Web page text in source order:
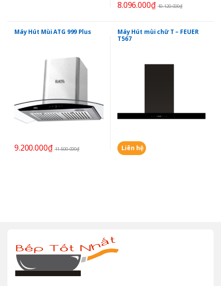
8.096.000₫ 10.120.000₫
Máy Hút Mùi ATG 999 Plus
9.200.000₫ 11.500.000₫
Máy Hút mùi chữ T – FEUER
T567
Liên hệ